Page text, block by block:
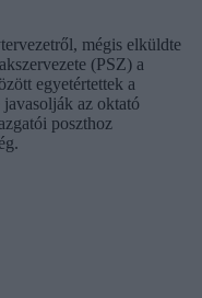
mégis elküldte
(PSZ) a
egyetértettek a
javasolják az oktató
poszthoz